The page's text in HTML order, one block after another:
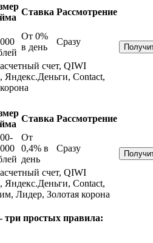
Ставка Рассмотрение
От 0%
в день
Сразу
счет, QIWI
Яндекс.Деньги, Contact,
Ставка Рассмотрение
От
0,4% в
день
Сразу
счет, QIWI
Яндекс.Деньги, Contact,
Лидер, Золотая корона
три простых правила: